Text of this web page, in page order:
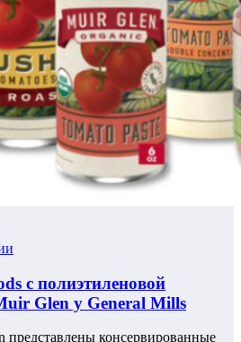
с полиэтиленовой
Glen у General Mills
представлены консервированные